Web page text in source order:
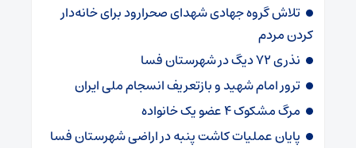
تلاش گروه جهادی شهدای صحرارود برای خانه‌دار
کردن مردم
نذری ۷۲ دیگ در شهرستان فسا
ترور امام شهید و بازتعریف انسجام ملی ایران
مرگ مشکوک ۴ عضو یک خانواده
پایان عملیات کاشت پنبه در اراضی شهرستان فسا